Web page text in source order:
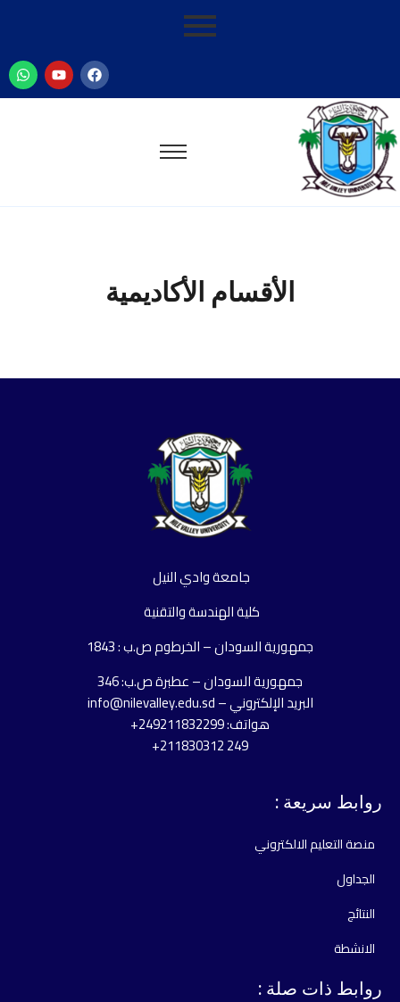
الأقسام الأكاديمية
جامعة وادي النيل
كلية الهندسة والتقنية
جمهورية السودان – الخرطوم ص.ب : 1843
جمهورية السودان – عطبرة ص.ب: 346
البريد الإلكتروني – info@nilevalley.edu.sd
هواتف: 249211832299+
249 211830312+
روابط سريعة :
منصة التعليم الالكتروني
الجداول
النتائج
الانشطة
روابط ذات صلة :